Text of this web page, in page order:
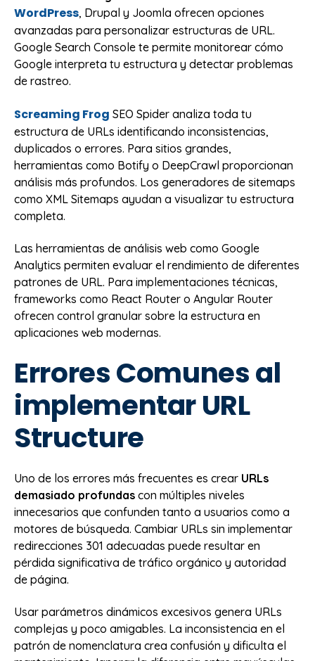
WordPress, Drupal y Joomla ofrecen opciones
avanzadas para personalizar estructuras de URL.
Google Search Console te permite monitorear cómo
Google interpreta tu estructura y detectar problemas
de rastreo.
Screaming Frog SEO Spider analiza toda tu
estructura de URLs identificando inconsistencias,
duplicados o errores. Para sitios grandes,
herramientas como Botify o DeepCrawl proporcionan
análisis más profundos. Los generadores de sitemaps
como XML Sitemaps ayudan a visualizar tu estructura
completa.
Las herramientas de análisis web como Google
Analytics permiten evaluar el rendimiento de diferentes
patrones de URL. Para implementaciones técnicas,
frameworks como React Router o Angular Router
ofrecen control granular sobre la estructura en
aplicaciones web modernas.
Errores Comunes al
implementar URL
Structure
Uno de los errores más frecuentes es crear URLs
demasiado profundas con múltiples niveles
innecesarios que confunden tanto a usuarios como a
motores de búsqueda. Cambiar URLs sin implementar
redirecciones 301 adecuadas puede resultar en
pérdida significativa de tráfico orgánico y autoridad
de página.
Usar parámetros dinámicos excesivos genera URLs
complejas y poco amigables. La inconsistencia en el
patrón de nomenclatura crea confusión y dificulta el